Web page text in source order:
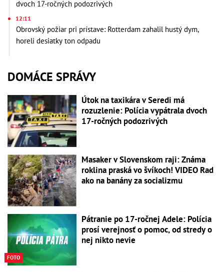
dvoch 17-ročných podozrivých
12:11
Obrovský požiar pri prístave: Rotterdam zahalil hustý dym,
horeli desiatky ton odpadu
DOMÁCE SPRÁVY
Útok na taxikára v Seredi má
rozuzlenie: Polícia vypátrala dvoch
17-ročných podozrivých
Masaker v Slovenskom raji: Známa
roklina praská vo švíkoch! VIDEO Rad
ako na banány za socializmu
FOTO
Pátranie po 17-ročnej Adele: Polícia
prosí verejnosť o pomoc, od stredy o
nej nikto nevie